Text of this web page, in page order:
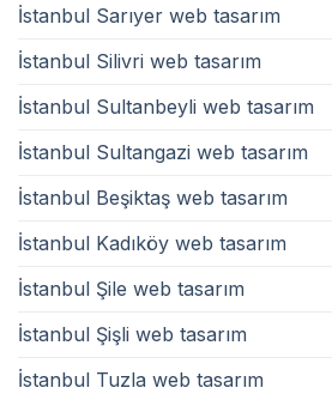
İstanbul Sarıyer web tasarım
İstanbul Silivri web tasarım
İstanbul Sultanbeyli web tasarım
İstanbul Sultangazi web tasarım
İstanbul Beşiktaş web tasarım
İstanbul Kadıköy web tasarım
İstanbul Şile web tasarım
İstanbul Şişli web tasarım
İstanbul Tuzla web tasarım